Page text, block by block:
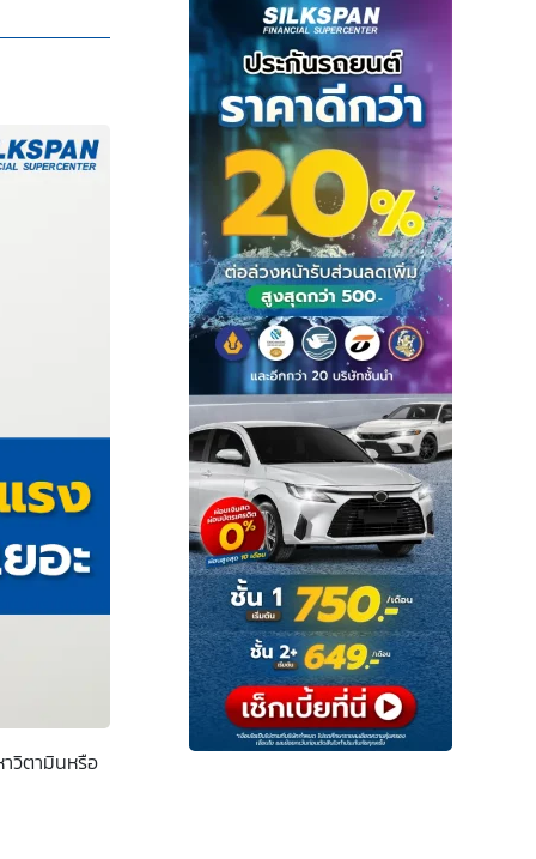
วิตามินหรือ